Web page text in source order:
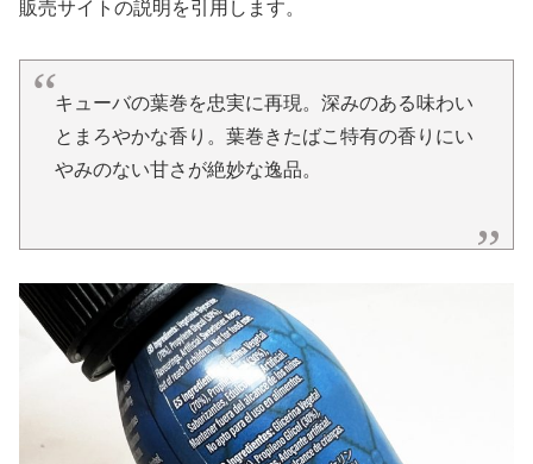
販売サイトの説明を引用します。
キューバの葉巻を忠実に再現。深みのある味わい
とまろやかな香り。葉巻きたばこ特有の香りにい
やみのない甘さが絶妙な逸品。